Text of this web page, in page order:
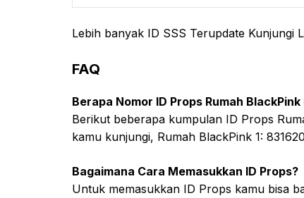
Lebih banyak ID SSS Terupdate Kunjungi
FAQ
Berapa Nomor ID Props Rumah
Berikut beberapa kumpulan ID Props
kamu kunjungi, Rumah BlackPink 1:
Bagaimana Cara Memasukkan ID Props?
Untuk memasukkan ID Props kamu bisa